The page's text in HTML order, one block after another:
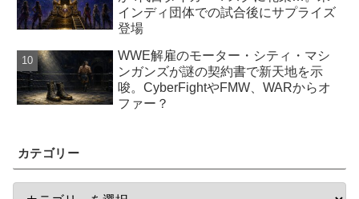
インディ団体での試合後にサプライズ
登場
WWE解雇のモーター・シティ・マシ
ンガンズが謎の契約書で新天地を示
唆。CyberFightやFMW、WARからオ
ファー？
カテゴリー